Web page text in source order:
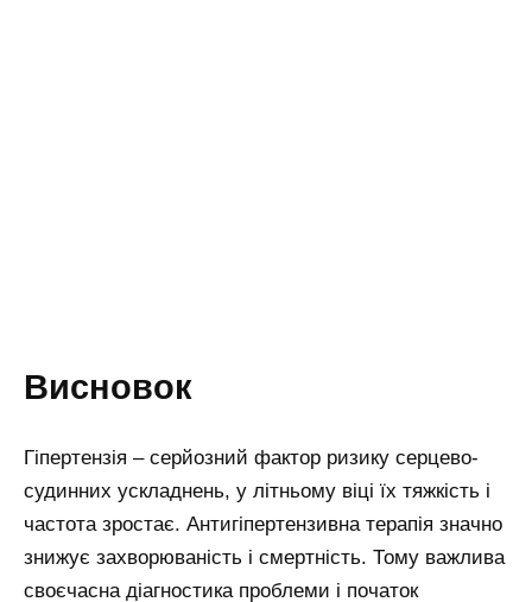
Висновок
Гіпертензія – серйозний фактор ризику серцево-
судинних ускладнень, у літньому віці їх тяжкість і
частота зростає. Антигіпертензивна терапія значно
знижує захворюваність і смертність. Тому важлива
своєчасна діагностика проблеми і початок